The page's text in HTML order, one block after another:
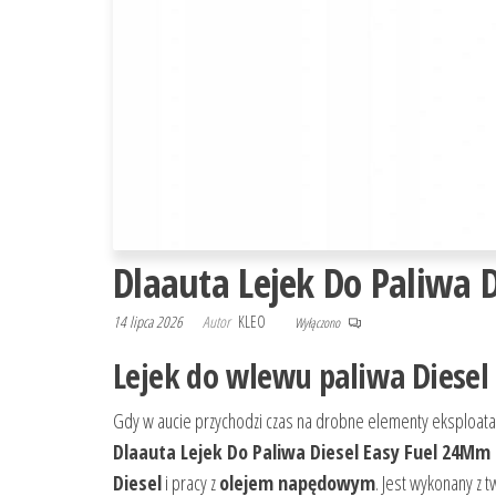
Dlaauta Lejek Do Paliwa
14 lipca 2026 Autor KLEO Wyłączono
Lejek do wlewu paliwa
Gdy w aucie przychodzi czas na drobne elementy
Dlaauta Lejek Do Paliwa Diesel Easy Fuel 24Mm
Dieseli pracy zolejem napędowym. Jest wykonany z